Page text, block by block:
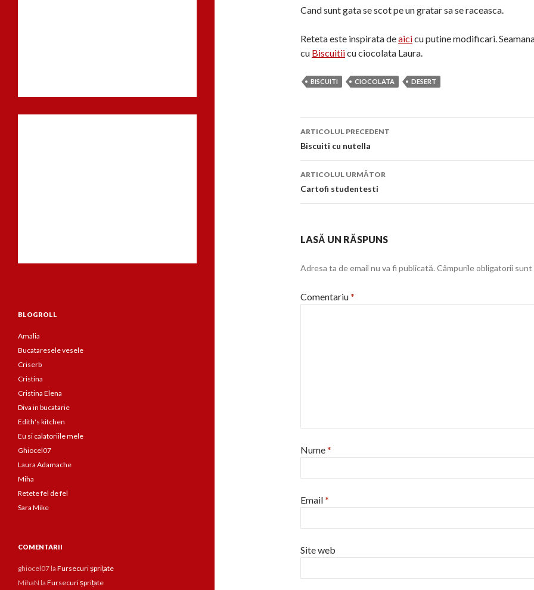
Cand sunt gata se scot pe un gratar sa se raceasca.
Reteta este inspirata deaicicu putine modificari.
cu Biscuitiicu ciocolata Laura.
BISCUITI CIOCOLATA DESERT
Navigare
în
articol
ARTICOLUL PRECEDENT
Biscuiti cu nutella
ARTICOLUL URMĂTOR
Cartofi studentesti
LASĂ UN RĂSPUNS
Adresa ta de email nu va fi publicată. Câmpurile obligatorii sunt
Comentariu*
Nume*
Email*
Site web
BLOGROLL
Amalia
Bucataresele vesele
Criserb
Cristina
Cristina Elena
Diva in bucatarie
Edith's kitchen
Eu si calatoriile mele
Ghiocel07
Laura Adamache
Miha
Retete fel de fel
Sara Mike
COMENTARII
ghiocel07la Fursecuri șprițate
MihaN la Fursecuri șprițate